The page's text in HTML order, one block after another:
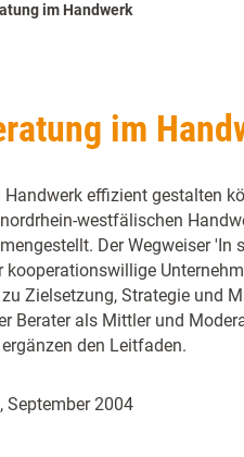
im Handwerk
im
effizient gestalten
westfälischen
Der Wegweiser 'In
kooperationswillige
Zielsetzung, Strategie und
Berater als Mittler und
den Leitfaden.
, September 2004